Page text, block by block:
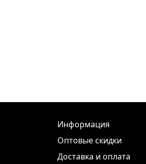
Информация
Оптовые скидки
Доставка и оплата